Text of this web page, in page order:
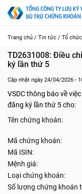
Trang chủ / Tin tức / Tổ
TD2631008: Điều
ký lần thứ 5
Cập nhật ngày 24/04/2026 -
VSDC thông báo về
đăng ký lần thứ 5 cho:
Tên chứng khoán:
Mã chứng khoán:
Mã ISIN:
Mệnh giá:
Loại chứng khoán:
Số lượng chứng khoán